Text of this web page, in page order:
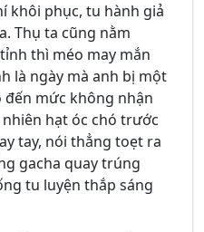
khôi phục, tu hành giả
Thụ ta cũng nằm
thì méo may mắn
là ngày mà anh bị một
mức không nhận
hạt óc chó trước
tay, nói thẳng toẹt ra
gacha quay trúng
tu luyện thắp sáng